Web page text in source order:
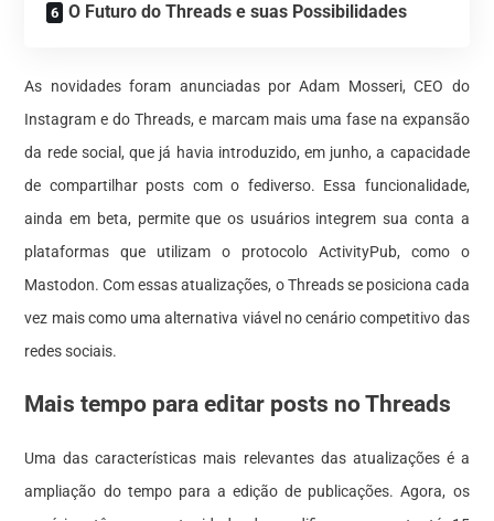
O Futuro do Threads e suas Possibilidades
As novidades foram anunciadas por Adam Mosseri, CEO do
Instagram e do Threads, e marcam mais uma fase na expansão
da rede social, que já havia introduzido, em junho, a capacidade
de compartilhar posts com o fediverso. Essa funcionalidade,
ainda em beta, permite que os usuários integrem sua conta a
plataformas que utilizam o protocolo ActivityPub, como o
Mastodon. Com essas atualizações, o Threads se posiciona cada
vez mais como uma alternativa viável no cenário competitivo das
redes sociais.
Mais tempo para editar posts no Threads
Uma das características mais relevantes das atualizações é a
ampliação do tempo para a edição de publicações. Agora, os